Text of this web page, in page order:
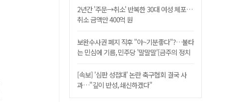
2년간 '주문→취소' 반복한 30대 여성 체포…
취소 금액만 400억 원
보완수사권 폐지 직후 "야~기분좋다"?…불타
는 민심에 기름, 민주당 '말말말'[금주의 정치
[속보] '심판 성접대' 논란 축구협회 결국 사
과…"깊이 반성, 쇄신하겠다"